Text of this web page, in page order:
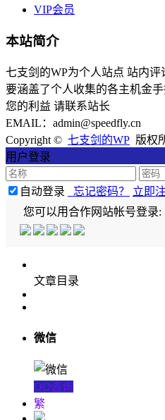
VIP会员
本站简介
七支剑的WP为个人站点 站内
要涵盖了个人收集的各主机金
您的利益 请联系站长
EMAIL：admin@speedfly.cn
Copyright © 七支剑的WP 版权
用户登录
自动登录 忘记密码？
立即
您可以用合作网站帐号登录:
文章目录
微信
QQ咨询
繁